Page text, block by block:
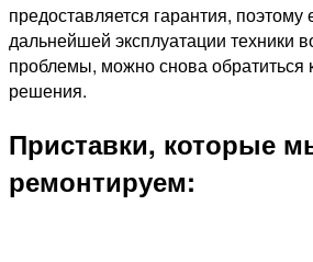
предоставляется гарантия,
дальнейшей эксплуатации техники
проблемы, можно снова обратиться
решения.
Приставки, которые
ремонтируем: